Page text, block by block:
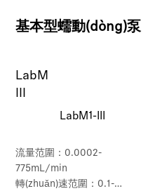
基本型蠕動(dòng)泵
LabM1-III
流量范圍：0.0002-
775mL/min
轉(zhuǎn)速范圍：0.1-